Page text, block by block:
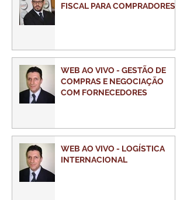
FISCAL PARA COMPRADORES
WEB AO VIVO - GESTÃO DE
COMPRAS E NEGOCIAÇÃO
COM FORNECEDORES
WEB AO VIVO - LOGÍSTICA
INTERNACIONAL